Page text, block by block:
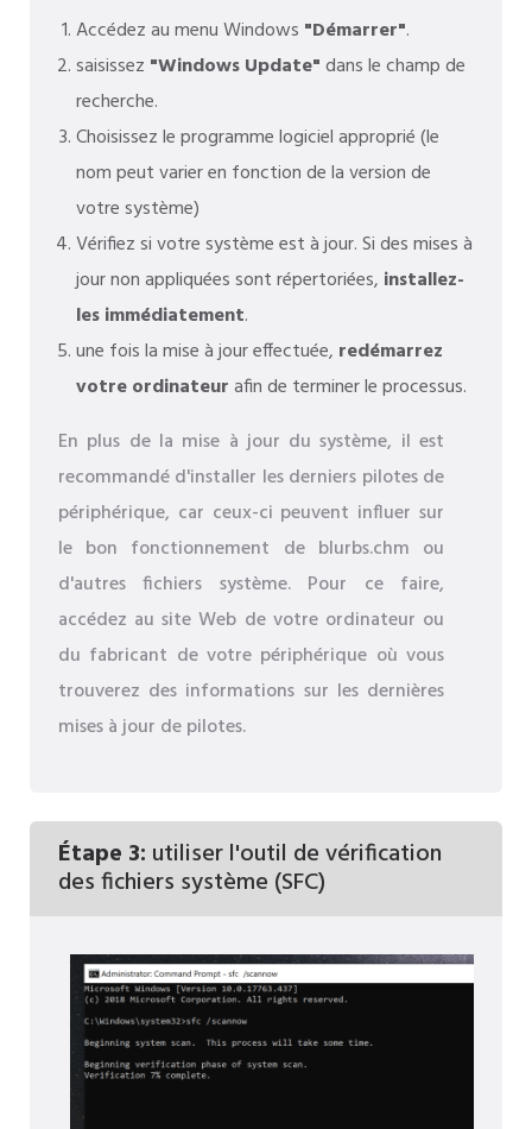
Accédez au menu Windows "Démarrer".
saisissez "Windows Update"dans le champ de
recherche.
Choisissez le programme logiciel approprié (le
nom peut varier en fonction de la version de
votre système)
Vérifiez si votre système est à jour. Si des mises à
jour non appliquées sont répertoriées, installez-
les immédiatement.
une fois la mise à jour effectuée, redémarrez
votre ordinateurafin de terminer le processus.
En plus de la mise à jour du système, il est
recommandé d'installer les derniers pilotes de
périphérique, car ceux-ci peuvent influer sur
le bon fonctionnement de blurbs.chm ou
d'autres fichiers système. Pour ce faire,
accédez au site Web de votre ordinateur ou
du fabricant de votre périphérique où vous
trouverez des informations sur les dernières
mises à jour de pilotes.
Étape 3: utiliser l'outil de vérification
des fichiers système (SFC)